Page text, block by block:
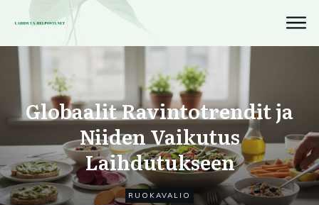
Globaalit Ravintotrendit ja
Niiden Vaikutus
Laihdutukseen
RUOKAVALIO